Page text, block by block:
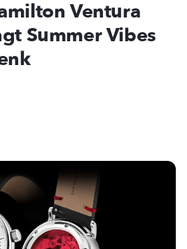
Ventura
Summer Vibes